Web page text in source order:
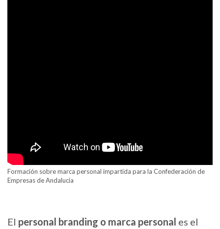
Formación sobre marca personal impartida para la Confederación de
Empresas de Andalucía
El personal branding o marca personal es el